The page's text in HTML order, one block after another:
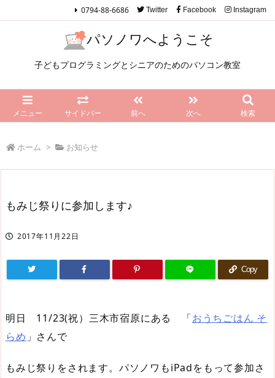
パソノワへようこそ
子どもプログラミングとシニアのためのパソコン教室
メニュー サイドバー 前へ 次へ 検索
0794-88-6686 Twitter Facebook Instagram
ホーム > お知らせ
もみじ祭りに参加します♪
2017年11月22日
Copy
明日 11/23(祝）三木市宿原にある 「おうちごはん そ
らめ 」さんで
もみじ祭りをされます。パソノワもiPadをもって参加さ